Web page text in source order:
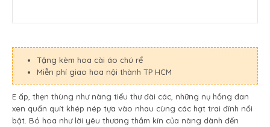
Tặng kèm hoa cài áo chú rể
Miễn phí giao hoa nội thành TP HCM
E ấp, thẹn thùng như nàng tiểu thư đài các, những nụ hồng đan
xen quấn quít khép nép tựa vào nhau cùng các hạt trai đính nổi
bật. Bó hoa như lời yêu thương thầm kín của nàng dành đến